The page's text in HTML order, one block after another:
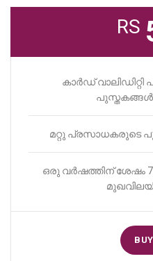
RS
കാർഡ്
മറ്റു പ്രസാധകരുടെ
ഒരു വർഷത്തിന് ശേഷം